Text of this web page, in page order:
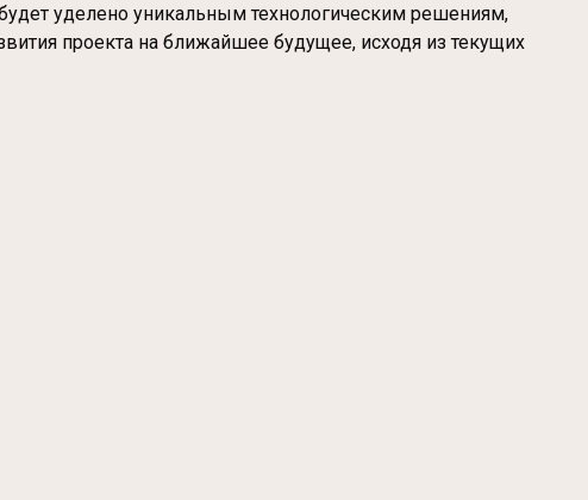
уделено уникальным технологическим решениям,
проекта на ближайшее будущее, исходя из текущих